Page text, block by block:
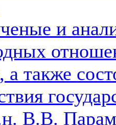
и
а также
В.В.